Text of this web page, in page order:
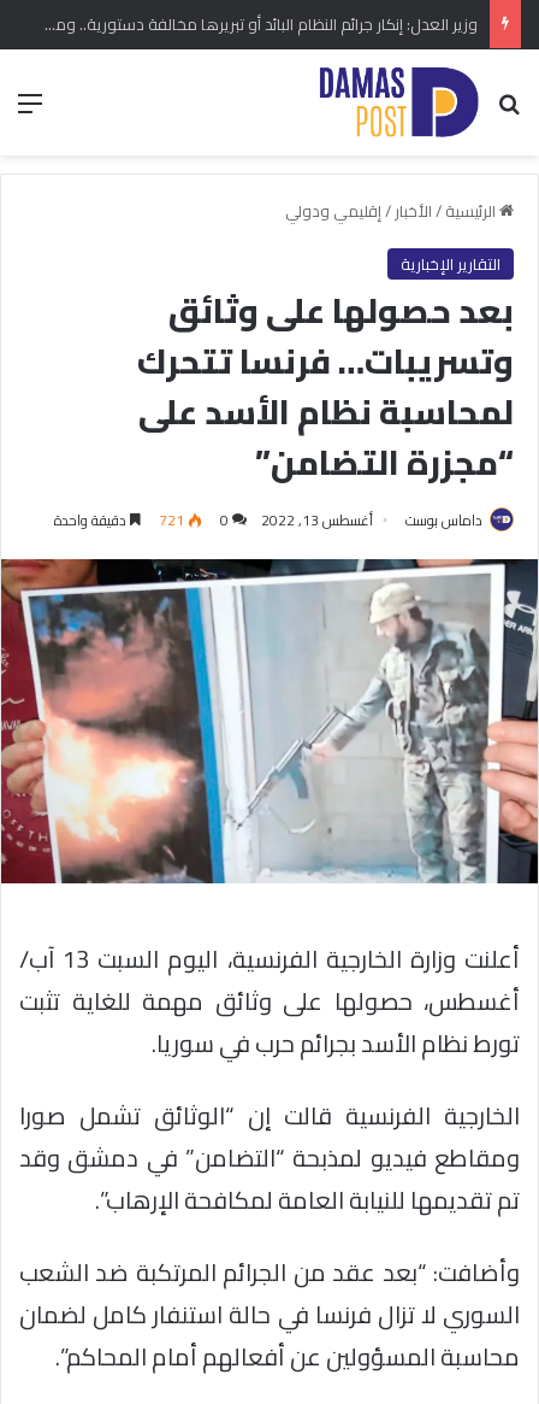
وزير العدل: إنكار جرائم النظام البائد أو تبريرها مخالفة دستورية.. ومشروع قانون خاص إلى مجلس الشعب
بحث عن
الرئيسية/الأخبار/إقليمي ودولي
التقارير الإخبارية
بعد حصولها على وثائق
وتسريبات… فرنسا تتحرك
لمحاسبة نظام الأسد على
“مجزرة التضامن”
داماس بوست أغسطس 13, 2022 0
721 دقيقة واحدة
أعلنت وزارة الخارجية الفرنسية، اليوم السبت 13 آب/
أغسطس، حصولها على وثائق مهمة للغاية تثبت
تورط نظام الأسد بجرائم حرب في سوريا.
الخارجية الفرنسية قالت إن “الوثائق تشمل صورا
ومقاطع فيديو لمذبحة “التضامن” في دمشق وقد
تم تقديمها للنيابة العامة لمكافحة الإرهاب”.
وأضافت: “بعد عقد من الجرائم المرتكبة ضد الشعب
السوري لا تزال فرنسا في حالة استنفار كامل لضمان
محاسبة المسؤولين عن أفعالهم أمام المحاكم”.